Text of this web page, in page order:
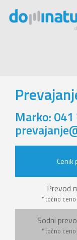
Marko:
Cenik
Prevod
* točno
Sodni
* točno